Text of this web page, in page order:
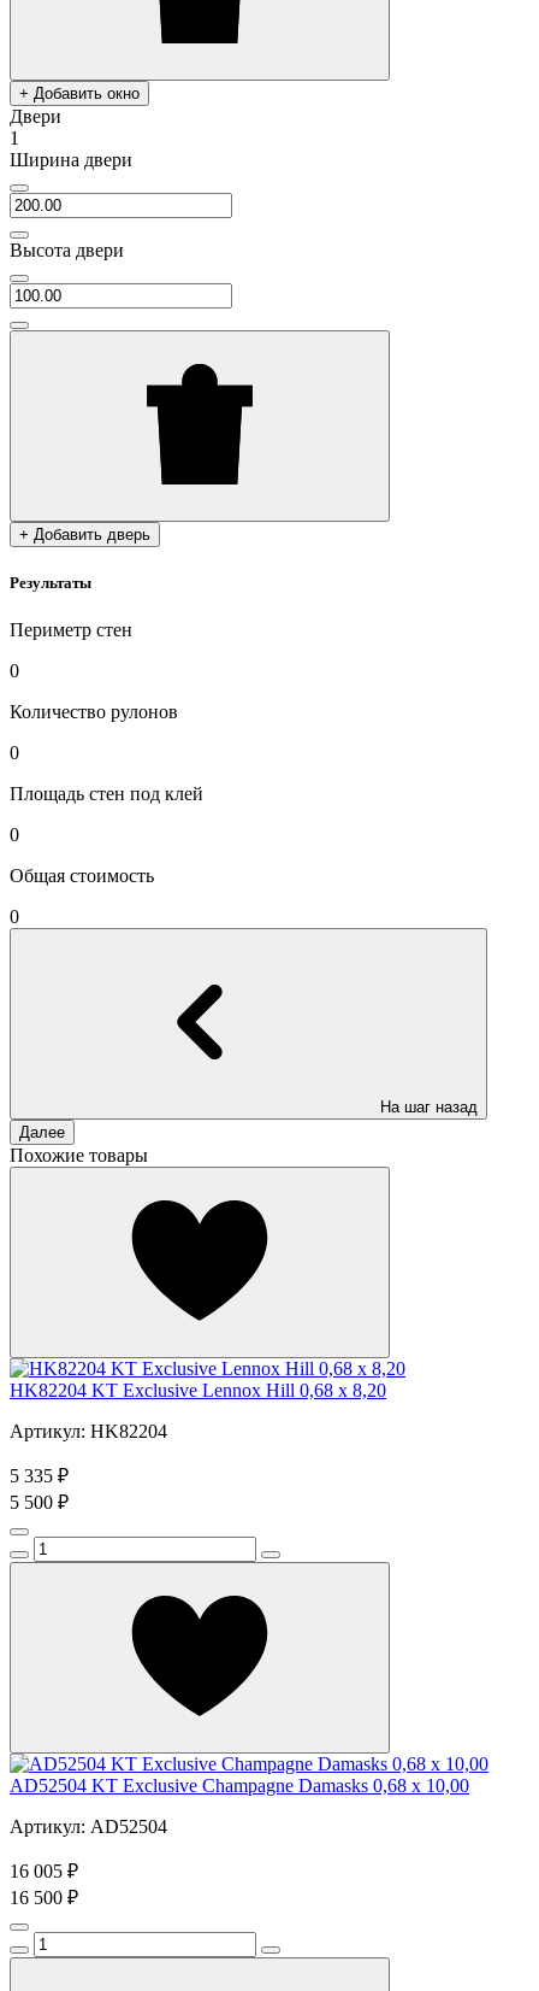
+ Добавить окно
Двери
1
Ширина двери
Высота двери
+ Добавить дверь
Результаты
Периметр стен
0
Количество рулонов
0
Площадь стен под клей
0
Общая стоимость
0
На шаг назад
Далее
Похожие товары
HK82204 KT Exclusive Lennox Hill 0,68 х 8,20
Артикул: HK82204
5 335 ₽
5 500 ₽
AD52504 KT Exclusive Champagne Damasks 0,68 x 10,00
Артикул: AD52504
16 005 ₽
16 500 ₽